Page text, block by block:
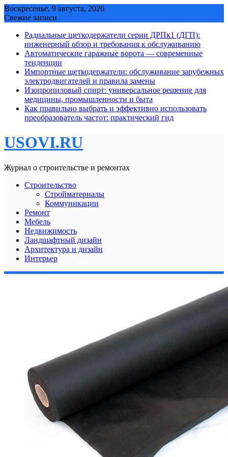
Skip
to
Воскресенье, 9 августа, 2026
Свежие записи
Радиальные щеткодержатели серии ДРПк1 (ДГП):
инженерный обзор и требования к обслуживанию
Автоматические гаражные ворота — современные
тенденции
Импортные щеткодержатели: обслуживание зарубежных
электродвигателей и правила замены
Изопропиловый спирт: универсальное решение для
медицины, промышленности и быта
Как правильно выбрать и эффективно использовать
преобразователь частот: практический гид
USOVI.RU
Журнал о строительстве и ремонтах
Строительство
Стройматериалы
Коммуникации
Ремонт
Мебель
Недвижимость
Ландшафтный дизайн
Архитектура и дизайн
Интерьер